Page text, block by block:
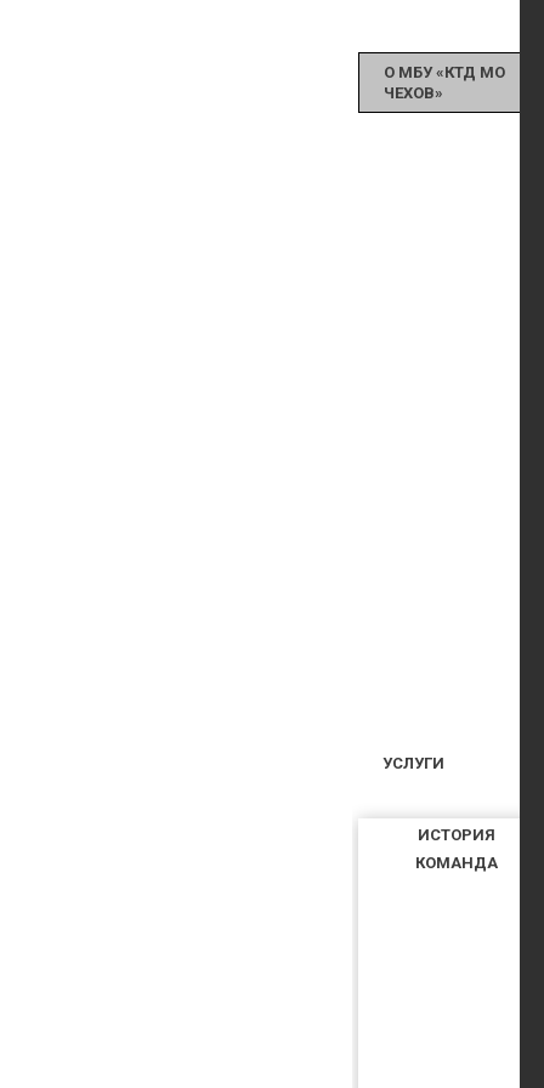
О МБУ «КТД МО
ЧЕХОВ»
ИСТОРИЯ
КОМАНДА
УСЛУГИ